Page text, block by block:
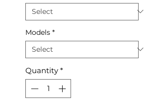
Models *
Quantity *